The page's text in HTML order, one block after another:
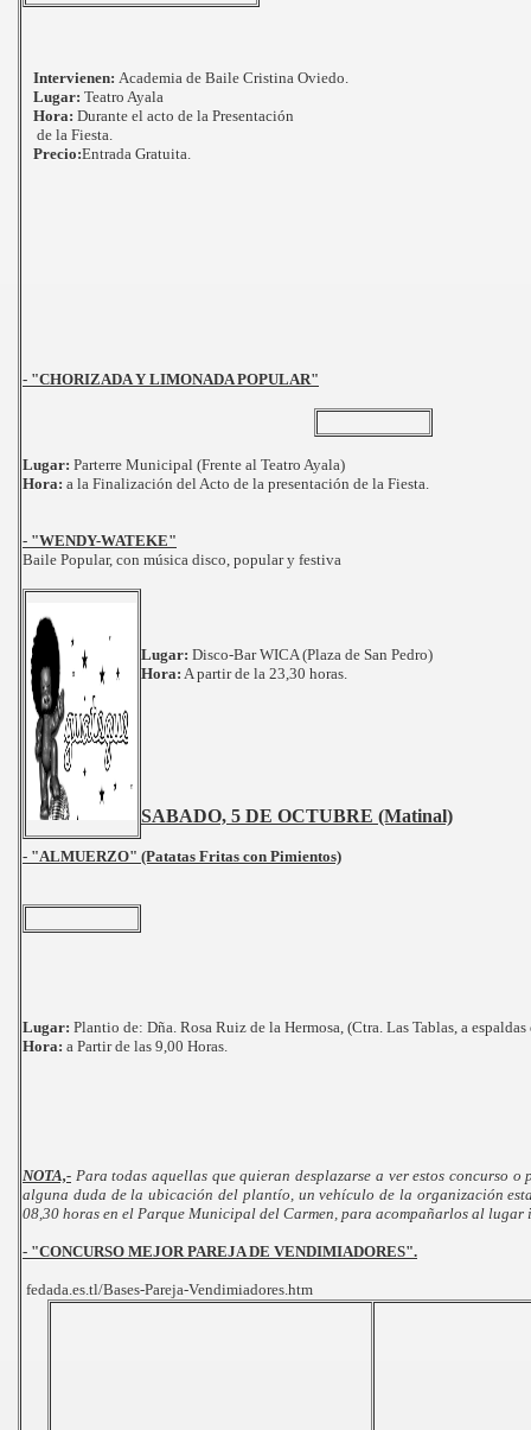
Intervienen: Academia de Baile Cristina Oviedo.
Lugar: Teatro Ayala
Hora: Durante el acto de la Presentación
de la Fiesta.
Precio:Entrada Gratuita.
- "CHORIZADA Y LIMONADA POPULAR"
Lugar: Parterre Municipal (Frente al Teatro Ayala)
Hora: a la Finalización del Acto de la presentación de la Fiesta.
- "WENDY-WATEKE"
Baile Popular, con música disco, popular y festiva
Lugar: Disco-Bar WICA (Plaza de San Pedro)
Hora: A partir de la 23,30 horas.
SABADO, 5 DE OCTUBRE (Matinal)
- "ALMUERZO" (Patatas Fritas con Pimientos)
Lugar: Plantio de: Dña. Rosa Ruiz de la Hermosa, (Ctra. Las Tablas, a
Hora: a Partir de las 9,00 Horas.
NOTA,- Para todas aquellas que quieran desplazarse a ver estos concurso
alguna duda de la ubicación del plantío, un vehículo de la organización
08,30 horas en el Parque Municipal del Carmen, para acompañarlos al lugar
- "CONCURSO MEJOR PAREJA DE VENDIMIADORES".
fedada.es.tl/Bases-Pareja-Vendimiadores.htm